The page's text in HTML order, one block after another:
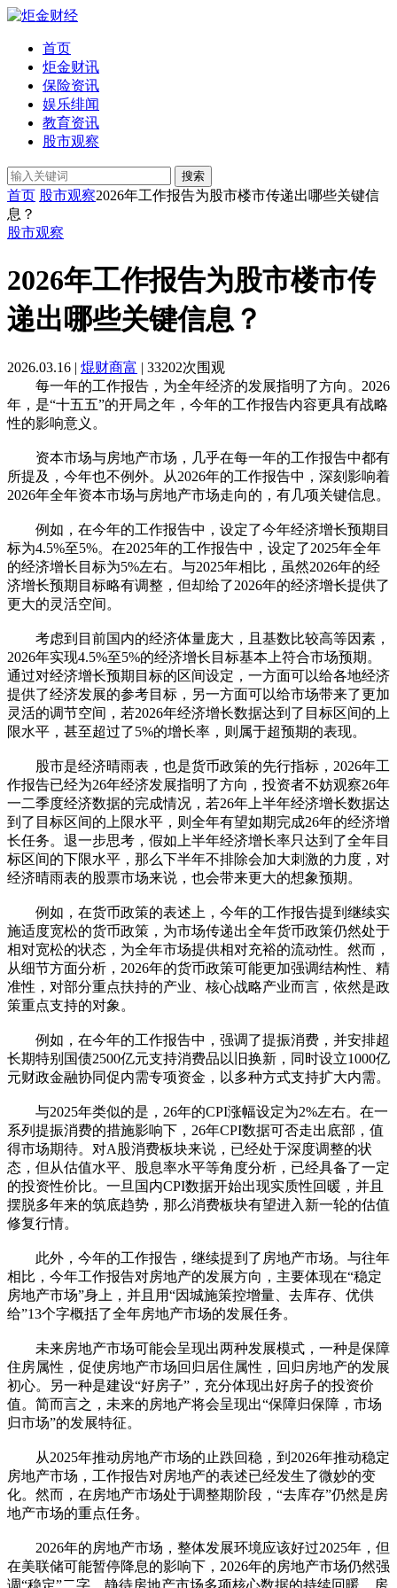
首页
炬金财讯
保险资讯
娱乐绯闻
教育资讯
股市观察
搜索
首页 股市观察2026年工作报告为股市楼市传递出哪些关键信
息？
股市观察
2026年工作报告为股市楼市传
递出哪些关键信息？
2026.03.16 | 焜财商富 | 33202次围观
每一年的工作报告，为全年经济的发展指明了方向。2026
年，是“十五五”的开局之年，今年的工作报告内容更具有战略
性的影响意义。
资本市场与房地产市场，几乎在每一年的工作报告中都有
所提及，今年也不例外。从2026年的工作报告中，深刻影响着
2026年全年资本市场与房地产市场走向的，有几项关键信息。
例如，在今年的工作报告中，设定了今年经济增长预期目
标为4.5%至5%。在2025年的工作报告中，设定了2025年全年
的经济增长目标为5%左右。与2025年相比，虽然2026年的经
济增长预期目标略有调整，但却给了2026年的经济增长提供了
更大的灵活空间。
考虑到目前国内的经济体量庞大，且基数比较高等因素，
2026年实现4.5%至5%的经济增长目标基本上符合市场预期。
通过对经济增长预期目标的区间设定，一方面可以给各地经济
提供了经济发展的参考目标，另一方面可以给市场带来了更加
灵活的调节空间，若2026年经济增长数据达到了目标区间的上
限水平，甚至超过了5%的增长率，则属于超预期的表现。
股市是经济晴雨表，也是货币政策的先行指标，2026年工
作报告已经为26年经济发展指明了方向，投资者不妨观察26年
一二季度经济数据的完成情况，若26年上半年经济增长数据达
到了目标区间的上限水平，则全年有望如期完成26年的经济增
长任务。退一步思考，假如上半年经济增长率只达到了全年目
标区间的下限水平，那么下半年不排除会加大刺激的力度，对
经济晴雨表的股票市场来说，也会带来更大的想象预期。
例如，在货币政策的表述上，今年的工作报告提到继续实
施适度宽松的货币政策，为市场传递出全年货币政策仍然处于
相对宽松的状态，为全年市场提供相对充裕的流动性。然而，
从细节方面分析，2026年的货币政策可能更加强调结构性、精
准性，对部分重点扶持的产业、核心战略产业而言，依然是政
策重点支持的对象。
例如，在今年的工作报告中，强调了提振消费，并安排超
长期特别国债2500亿元支持消费品以旧换新，同时设立1000亿
元财政金融协同促内需专项资金，以多种方式支持扩大内需。
与2025年类似的是，26年的CPI涨幅设定为2%左右。在一
系列提振消费的措施影响下，26年CPI数据可否走出底部，值
得市场期待。对A股消费板块来说，已经处于深度调整的状
态，但从估值水平、股息率水平等角度分析，已经具备了一定
的投资性价比。一旦国内CPI数据开始出现实质性回暖，并且
摆脱多年来的筑底趋势，那么消费板块有望进入新一轮的估值
修复行情。
此外，今年的工作报告，继续提到了房地产市场。与往年
相比，今年工作报告对房地产的发展方向，主要体现在“稳定
房地产市场”身上，并且用“因城施策控增量、去库存、优供
给”13个字概括了全年房地产市场的发展任务。
未来房地产市场可能会呈现出两种发展模式，一种是保障
住房属性，促使房地产市场回归居住属性，回归房地产的发展
初心。另一种是建设“好房子”，充分体现出好房子的投资价
值。简而言之，未来的房地产将会呈现出“保障归保障，市场
归市场”的发展特征。
从2025年推动房地产市场的止跌回稳，到2026年推动稳定
房地产市场，工作报告对房地产的表述已经发生了微妙的变
化。然而，在房地产市场处于调整期阶段，“去库存”仍然是房
地产市场的重点任务。
2026年的房地产市场，整体发展环境应该好过2025年，但
在美联储可能暂停降息的影响下，2026年的房地产市场仍然强
调“稳定”二字，静待房地产市场多项核心数据的持续回暖，房